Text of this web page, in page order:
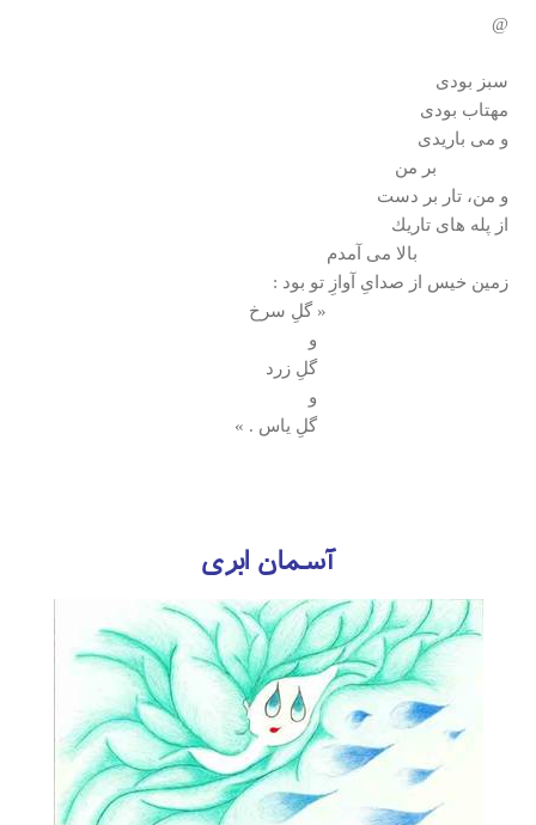
@
سبز بودی
مهتاب بودی
و می باريدی
بر من
و من، تار بر دست
از پله های تاريك
بالا می آمدم
زمين خيس از صدایِ آوازِ تو بود :
« گلِ سرخ
و
گلِ زرد
و
گلِ ياس . »
آسمان ابری